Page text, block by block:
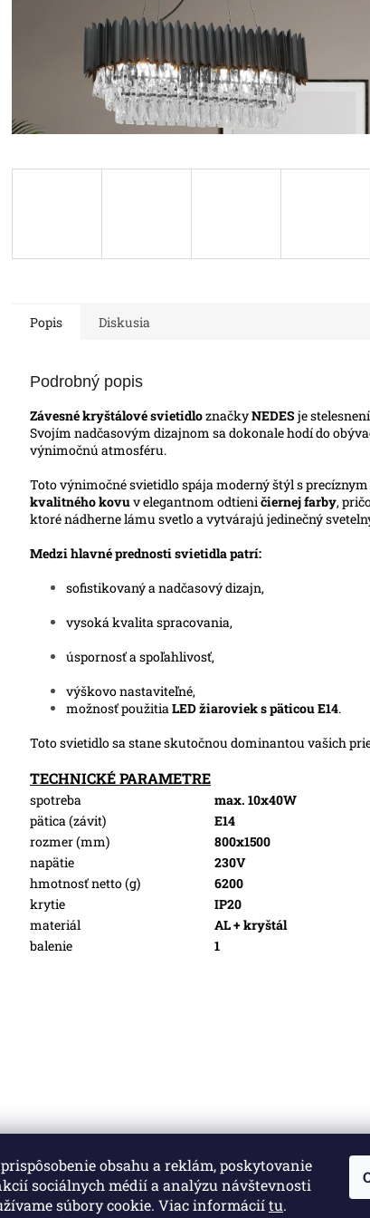
obsahu a reklám, poskytovanie
sociálnych médií a analýzu návštevnosti
súbory cookie. Viac informáciítu.
Popis Diskusia
Podrobný popis
Závesné kryštálové svietidloznačkyNEDES je
Svojím nadčasovým dizajnom sa dokonale hodí do
výnimočnú atmosféru.
Toto výnimočné svietidlo spája moderný štýl s
kvalitného kovuv elegantnom odtieni čiernej farby,
ktoré nádherne lámu svetlo a vytvárajú jedinečný
Medzi hlavné prednosti svietidla patrí:
sofistikovaný a nadčasový dizajn,
vysoká kvalita spracovania,
úspornosť a spoľahlivosť,
výškovo nastaviteľné,
možnosť použitia LED žiaroviek s päticou E14.
Toto svietidlo sa stane skutočnou dominantou vašich
TECHNICKÉ PARAMETRE
spotreba
max. 10x40W
pätica (závit)
E14
rozmer (mm)
800x1500
napätie
230V
hmotnosť netto (g)
6200
krytie
IP20
materiál
AL + kryštál
balenie
1
vyhradené.Upraviť nastavenie cookies